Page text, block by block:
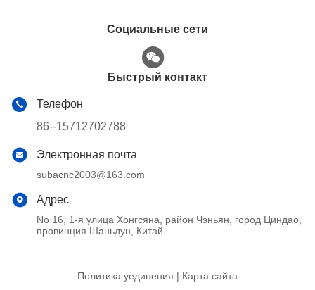
Социальные сети
Быстрый контакт
Телефон
86--15712702788
Электронная почта
subacnc2003@163.com
Адрес
No 16, 1-я улица Хонгсяна, район Чэньян, город Циндао,
провинция Шаньдун, Китай
Политика уединения | Карта сайта